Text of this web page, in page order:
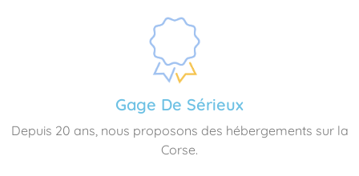
Gage De Sérieux
Depuis 20 ans, nous proposons des hébergements sur la
Corse.